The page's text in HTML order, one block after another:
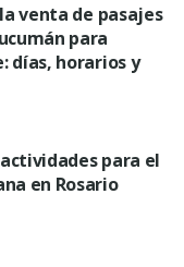
venta de pasajes
para
días, horarios y
para el
en Rosario